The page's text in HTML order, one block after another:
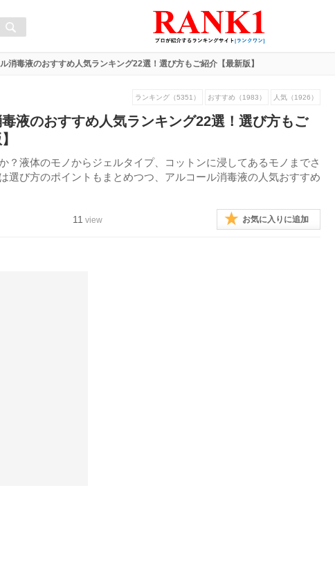
消毒液のおすすめ人気ランキング22選！選び方もご紹介【最新版】
ランキング（5351） おすすめ（1983） 人気（1926）
液のおすすめ人気ランキング22選！選び方もご
？液体のモノからジェルタイプ、コットンに浸してあるモノまでさ
選び方のポイントもまとめつつ、アルコール消毒液の人気おすすめ
11 view お気に入りに追加